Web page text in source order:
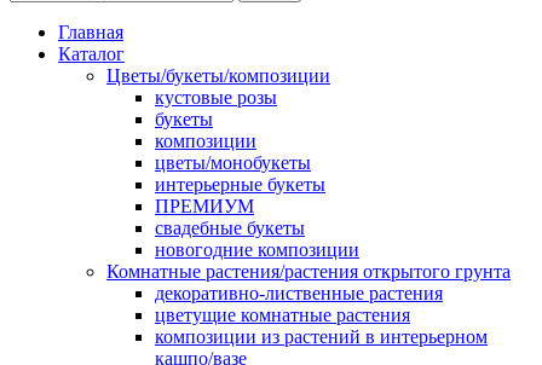
Главная
Каталог
Цветы/букеты/композиции
кустовые розы
букеты
композиции
цветы/монобукеты
интерьерные букеты
ПРЕМИУМ
свадебные букеты
новогодние композиции
Комнатные растения/растения открытого грунта
декоративно-лиственные растения
цветущие комнатные растения
композиции из растений в интерьерном
кашпо/вазе